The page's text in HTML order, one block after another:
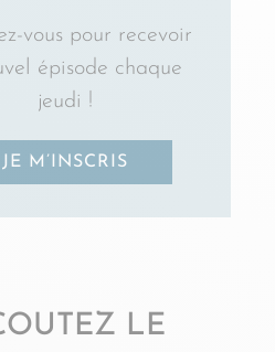
vous pour recevoir
épisode chaque
jeudi !
JE M’INSCRIS
LE